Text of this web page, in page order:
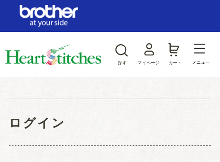
探す マイページ カート メニュー
ログイン
ログイン/新規会員登録